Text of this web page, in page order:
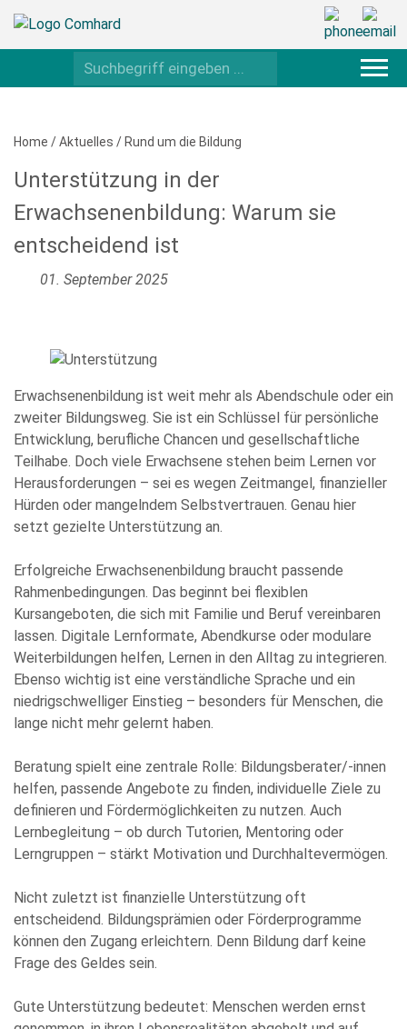
Home /Aktuelles / Rund um die Bildung
Unterstützung in der
Erwachsenenbildung: Warum sie
entscheidend ist
01. September 2025
Erwachsenenbildung ist weit mehr als Abendschule oder ein
zweiter Bildungsweg. Sie ist ein Schlüssel für persönliche
Entwicklung, berufliche Chancen und gesellschaftliche
Teilhabe. Doch viele Erwachsene stehen beim Lernen vor
Herausforderungen – sei es wegen Zeitmangel, finanzieller
Hürden oder mangelndem Selbstvertrauen. Genau hier
setzt gezielte Unterstützung an.
Erfolgreiche Erwachsenenbildung braucht passende
Rahmenbedingungen. Das beginnt bei flexiblen
Kursangeboten, die sich mit Familie und Beruf vereinbaren
lassen. Digitale Lernformate, Abendkurse oder modulare
Weiterbildungen helfen, Lernen in den Alltag zu integrieren.
Ebenso wichtig ist eine verständliche Sprache und ein
niedrigschwelliger Einstieg – besonders für Menschen, die
lange nicht mehr gelernt haben.
Beratung spielt eine zentrale Rolle: Bildungsberater/-innen
helfen, passende Angebote zu finden, individuelle Ziele zu
definieren und Fördermöglichkeiten zu nutzen. Auch
Lernbegleitung – ob durch Tutorien, Mentoring oder
Lerngruppen – stärkt Motivation und Durchhaltevermögen.
Nicht zuletzt ist finanzielle Unterstützung oft
entscheidend. Bildungsprämien oder Förderprogramme
können den Zugang erleichtern. Denn Bildung darf keine
Frage des Geldes sein.
Gute Unterstützung bedeutet: Menschen werden ernst
Bitte
füllen
Sie
alle
Pflichtfelder
leave
this
field
empty.
Die Datenschutzerklärung habe ich zur Kenntnis genommen
und stimme der elektronischen Erhebung und Speicherung
meiner Angaben sowie Daten für den Zweck der Beantwortung
können Sie per E-Mail an info@comhard.de jederzeit für die
Zukunft widerrufen.
Datenschutzbestimmungen
Nutzungsbedingungen
Google.